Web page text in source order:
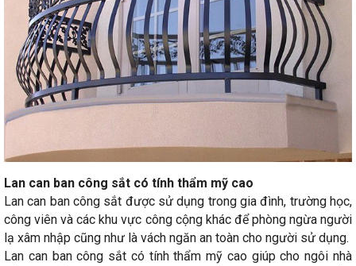
Lan can ban công sắt có tính thẩm mỹ cao
Lan can ban công sắt được sử dụng trong gia đình, trường học,
công viên và các khu vực công cộng khác để phòng ngừa người
lạ xâm nhập cũng như là vách ngăn an toàn cho người sử dụng.
Lan can ban công sắt có tính thẩm mỹ cao giúp cho ngôi nhà